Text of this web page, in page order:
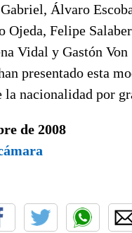
Álvaro
Ojeda, Felipe
Vidal y Gastón Von
presentado esta
la nacionalidad por
de 2008